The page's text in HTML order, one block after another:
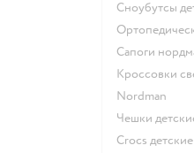
Сноубутсы
Сапоги
Кроссовки
Nordman
Чешки
Crocs детские